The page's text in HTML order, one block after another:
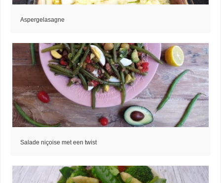
Aspergelasagne
Salade niçoise met een twist